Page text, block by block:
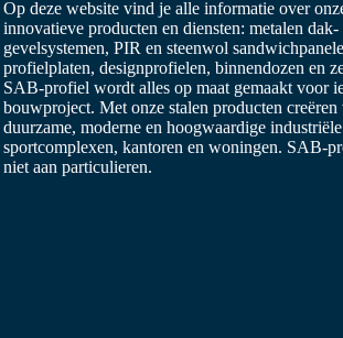
Op deze website vind je alle informatie over
innovatieve producten en diensten: metalen dak-
gevelsystemen, PIR en steenwol
profielplaten, designprofielen, binnendozen en
SAB-profiel wordt alles op maat gemaakt voor
bouwproject. Met onze stalen producten creëren
duurzame, moderne en hoogwaardige
sportcomplexen, kantoren en woningen. SAB-
niet aan particulieren.